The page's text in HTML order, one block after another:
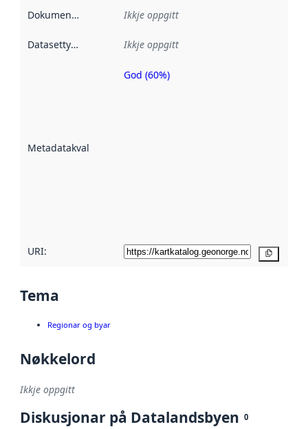
Dokumentasjon Ikkje oppgitt
Datasettype Ikkje oppgitt
Metadatakvalitet
Metadatakvalitet
God (60%)
URI:
Tema
Regionar og byar
Nøkkelord
Ikkje oppgitt
Diskusjonar på Datalandsbyen 0